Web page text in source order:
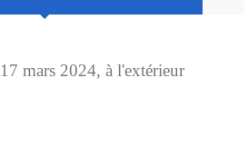
17 mars 2024, à l'extérieur